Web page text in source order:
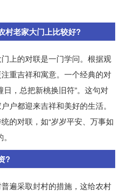
村老家大门上比较好?
上的对联是一门学问。根据观
重吉祥和寓意。一个经典的对
日，总把新桃换旧符”。这句对
户都迎来吉祥和美好的生活。
的对联，如“岁岁平安、万事如
?
遍采取封村的措施，这给农村